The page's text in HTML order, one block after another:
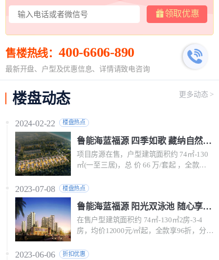
领取优惠
售楼热线：400-6606-890
最新开盘、户型及优惠信息、详情请致电咨询
楼盘动态 更多动态 >
2024-02-22 楼盘热点
鲁能海蓝福源 四季如歌 藏纳自然好景
项目房源在售，户型建筑面积约 74㎡-130
㎡(一至三居)，总 价 66 万/套起 ，全款享
2023-07-08 楼盘热点
鲁能海蓝福源 阳光双泳池 随心享受欢乐畅游
在售户型建筑面积约 74㎡-130㎡2房-3-4
房，均价12000元/㎡起，全款享96折，分期
2023-06-06 折扣优惠